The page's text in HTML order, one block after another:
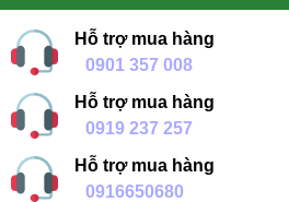
Hỗ trợ mua hàng
0901 357 008
Hỗ trợ mua hàng
0919 237 257
Hỗ trợ mua hàng
0916650680